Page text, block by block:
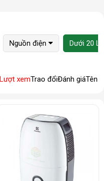
Nguồn điện Dưới 20
Lượt xemTrao đổiĐánh giáTên